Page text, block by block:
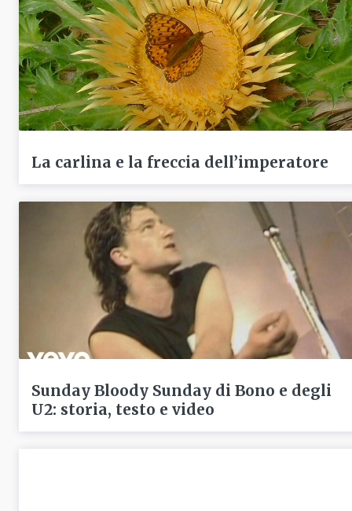
La carlina e la freccia dell’imperatore
Sunday Bloody Sunday di Bono e degli
U2: storia, testo e video